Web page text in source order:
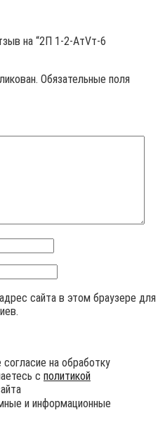
на “2П 1-2-АтVт-6
Обязательные поля
сайта в этом браузере для
на обработку
с политикой
и информационные